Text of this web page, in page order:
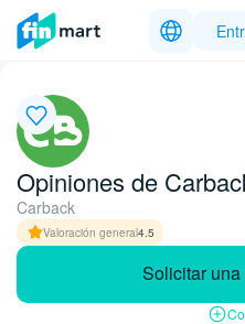
Opiniones de
Carback
Valoración general4.5
Solicitar